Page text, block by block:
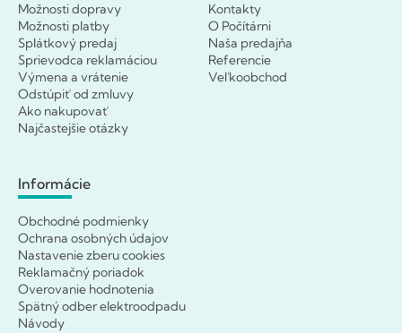
Možnosti dopravy
Možnosti platby
Splátkový predaj
Sprievodca reklamáciou
Výmena a vrátenie
Odstúpiť od zmluvy
Ako nakupovať
Najčastejšie otázky
Kontakty
O Počítárni
Naša predajňa
Referencie
Veľkoobchod
Informácie
Obchodné podmienky
Ochrana osobných údajov
Nastavenie zberu cookies
Reklamačný poriadok
Overovanie hodnotenia
Spätný odber elektroodpadu
Návody